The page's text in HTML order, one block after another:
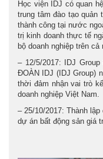
Học viện IDJ có quan
trung tâm đào tạo quản
thành công tại nước
trị kinh doanh thực tế
bộ doanh nghiệp trên
– 12/5/2017: IDJ
ĐOÀN IDJ (IDJ Group)
thời đảm nhận vai trò
doanh nghiệp Việt Nam.
– 25/10/2017: Thành
dự án bất động sản giá